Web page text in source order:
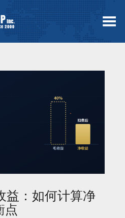
Toggle Menu
益：如何计算净
点